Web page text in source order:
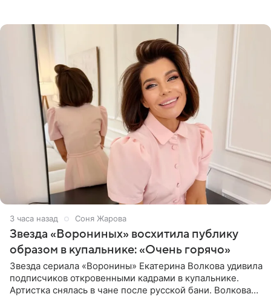
3 часа назад Соня Жарова
Звезда «Ворониных» восхитила публику
образом в купальнике: «Очень горячо»
Звезда сериала «Воронины» Екатерина Волкова удивила
подписчиков откровенными кадрами в купальнике.
Артистка снялась в чане после русской бани. Волкова